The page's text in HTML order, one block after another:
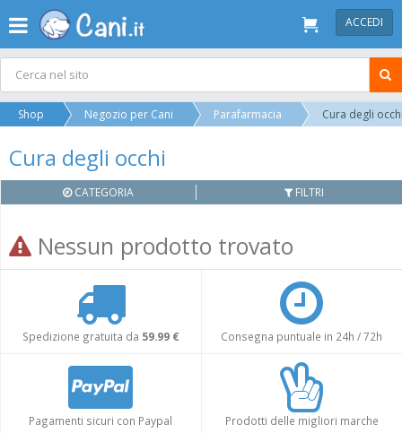
ACCEDI
Shop Negozio per Cani Parafarmacia Cura degli
Cura degli occhi
CATEGORIA FILTRI
Nessun prodotto trovato
Spedizione gratuita da 59.99 € Consegna puntuale in 24h / 72h
Pagamenti sicuri con Paypal Prodotti delle migliori marche